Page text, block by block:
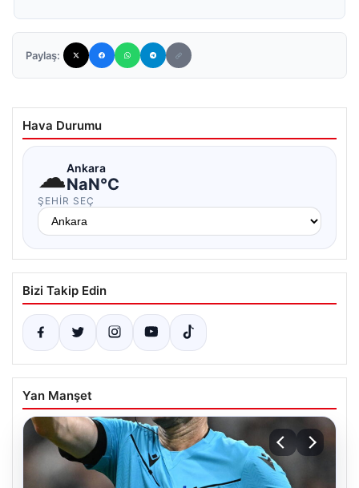
Paylaş:
Hava Durumu
☁Ankara
NaN°C
ŞEHIR SEÇ
Bizi Takip Edin
Yan Manşet